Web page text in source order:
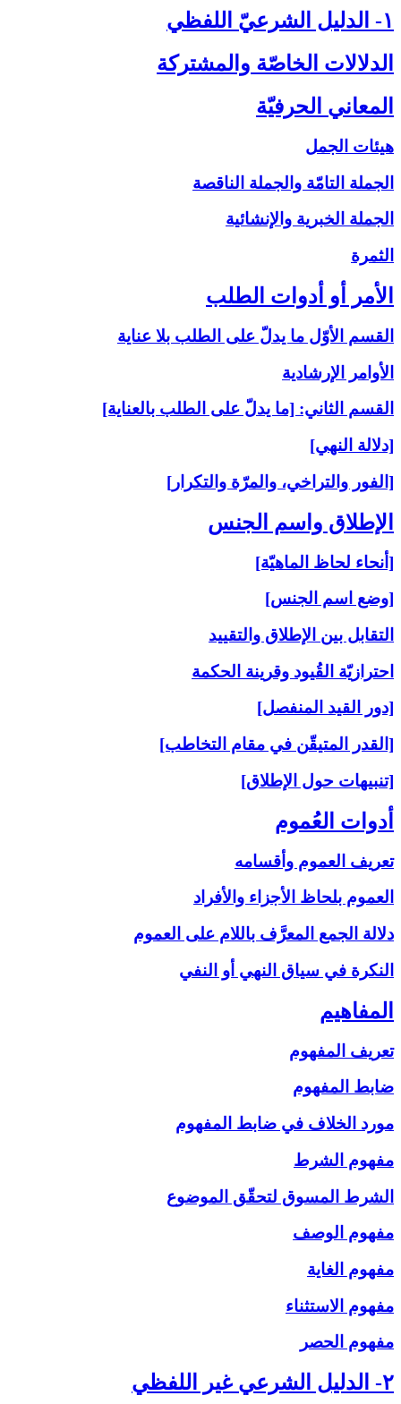
۱- الدليل الشرعيّ اللفظي‏
الدلالات الخاصّة والمشتركة
المعاني الحرفيّة
هيئات الجمل
الجملة التامّة والجملة الناقصة
الجملة الخبرية والإنشائية
الثمرة
الأمر أو أدوات الطلب‏
القسم الأوّل ما يدلّ على الطلب بلا عناية
الأوامر الإرشادية
القسم الثاني: [ما يدلّ على الطلب بالعناية]
[دلالة النهي]
[الفور والتراخي، والمرّة والتكرار]
الإطلاق واسم الجنس‏
[أنحاء لحاظ الماهيّة]
[وضع اسم الجنس]
التقابل بين الإطلاق والتقييد
احترازيّة القُيود وقرينة الحكمة
[دور القيد المنفصل]
[القدر المتيقّن في مقام التخاطب]
[تنبيهات حول الإطلاق]
أدوات العُموم
تعريف العموم وأقسامه
العموم بلحاظ الأجزاء والأفراد
دلالة الجمع المعرَّف باللام على‏ العموم
النكرة في سياق النهي أو النفي
المفاهيم‏
تعريف المفهوم
ضابط المفهوم
مورد الخلاف في ضابط المفهوم
مفهوم الشرط
الشرط المسوق لتحقّق الموضوع
مفهوم الوصف
مفهوم الغاية
مفهوم الاستثناء
مفهوم الحصر
۲- الدليل الشرعي غير اللفظي